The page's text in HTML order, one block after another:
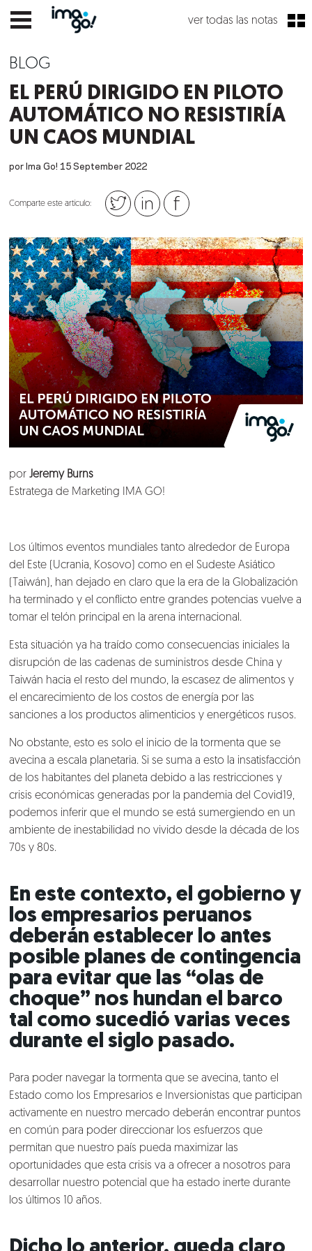
ver todas las notas
BLOG
EL PERÚ DIRIGIDO EN PILOTO
AUTOMÁTICO NO RESISTIRÍA
UN CAOS MUNDIAL
por Ima Go!15 September 2022
Comparte este artículo:
porJeremy Burns
Estratega de Marketing IMA GO!
Los últimos eventos mundiales tanto alrededor de Europa
del Este ( Ucrania, Kosovo ) como en el Sudeste Asiático
Taiwán ), han dejado en claro que la era de la Globalización
ha terminado y el conflicto entre grandes potencias vuelve a
tomar el telón principal en la arena internacional.
Esta situación ya ha traído como consecuencias iniciales la
disrupción de las cadenas de suministros desde China y
Taiwán hacia el resto del mundo, la escasez de alimentos y
el encarecimiento de los costos de energía por las
sanciones a los productos alimenticios y energéticos rusos.
No obstante, esto es solo el inicio de la tormenta que se
avecina a escala planetaria. Si se suma a esto la insatisfacción
de los habitantes del planeta debido a las restricciones y
crisis económicas generadas por la pandemia del Covid19,
podemos inferir que el mundo se está sumergiendo en un
ambiente de inestabilidad no vivido desde la década de los
70s y 80s.
En este contexto, el gobierno y
los empresarios peruanos
deberán establecer lo antes
posible planes de contingencia
para evitar que las “olas de
choque” nos hundan el barco
tal como sucedió varias veces
durante el siglo pasado.
Para poder navegar la tormenta que se avecina, tanto el
Estado como los Empresarios e Inversionistas que participan
activamente en nuestro mercado deberán encontrar puntos
en común para poder direccionar los esfuerzos que
permitan que nuestro país pueda maximizar las
oportunidades que esta crisis va a ofrecer a nosotros para
desarrollar nuestro potencial que ha estado inerte durante
los últimos 10 años.